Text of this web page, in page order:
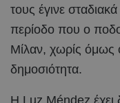
τους έγινε
περίοδο που ο
Μίλαν, χωρίς όμως
δημοσιότητα.